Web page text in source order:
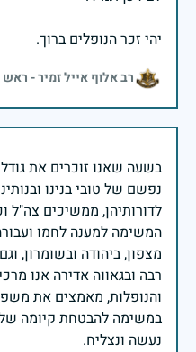
יהי זכר הנופלים ברוך.
רב אלוף אייל זמיר -
בשעה שאנו זוכרים את
נפשם של טובי בנינו
לדורותיהן, ממשיכים צה"ל
המשימה למענה לחמו
מצפון, ביהודה ובשומרון,
רבה ובגאווה אדירה אנו
והנופלות, מאמצים את
במשימה להבטחת קיומה של
נעשה ונצליח.